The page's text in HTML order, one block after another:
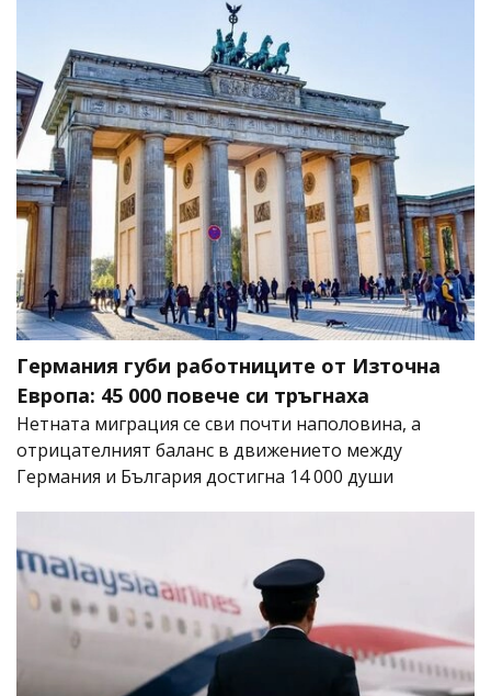
Германия губи работниците от Източна
Европа: 45 000 повече си тръгнаха
Нетната миграция се сви почти наполовина, а
отрицателният баланс в движението между
Германия и България достигна 14 000 души